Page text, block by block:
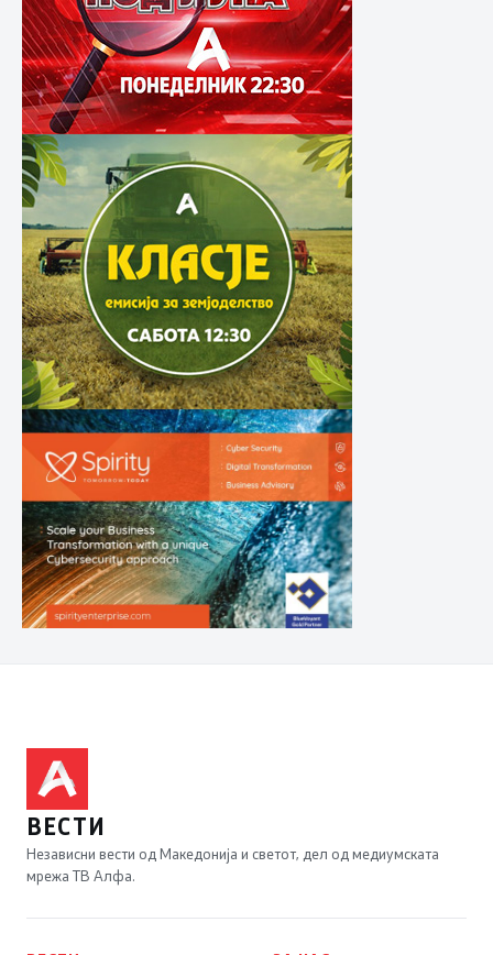
ВЕСТИ
Независни вести од Македонија и светот, дел од медиумската
мрежа ТВ Алфа.